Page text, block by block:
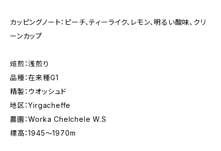
カッピングノート：ピーチ、ティーライク、レモン、明るい酸味、クリ
ーンカップ
焙煎：浅煎り
品種：在来種G1
精製：ウオッシュド
地区：Yirgacheffe
農園：Worka Chelchele W.S
標高：1945～1970m